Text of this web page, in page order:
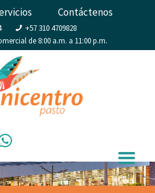
Contáctenos
+57 310 4709828
de 8:00 a.m. a 11:00 p.m.